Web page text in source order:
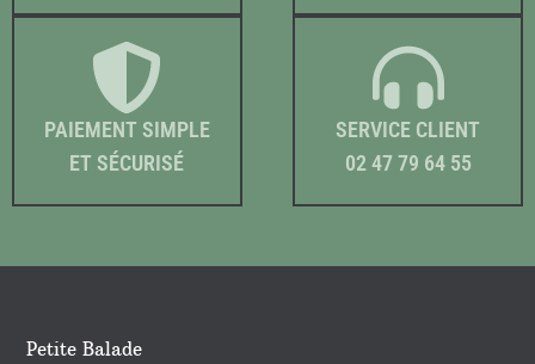
PAIEMENT SIMPLE
ET SÉCURISÉ
SERVICE CLIENT
02 47 79 64 55
Petite Balade